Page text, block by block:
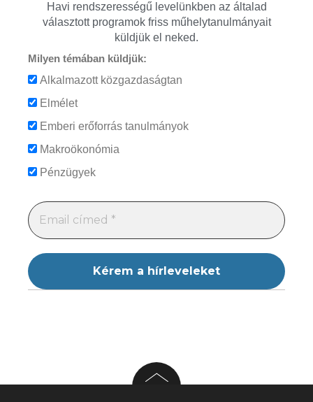
Havi rendszerességű levelünkben az általad
választott programok friss műhelytanulmányait
küldjük el neked.
Milyen témában küldjük:
Alkalmazott közgazdaságtan
Elmélet
Emberi erőforrás tanulmányok
Makroökonómia
Pénzügyek